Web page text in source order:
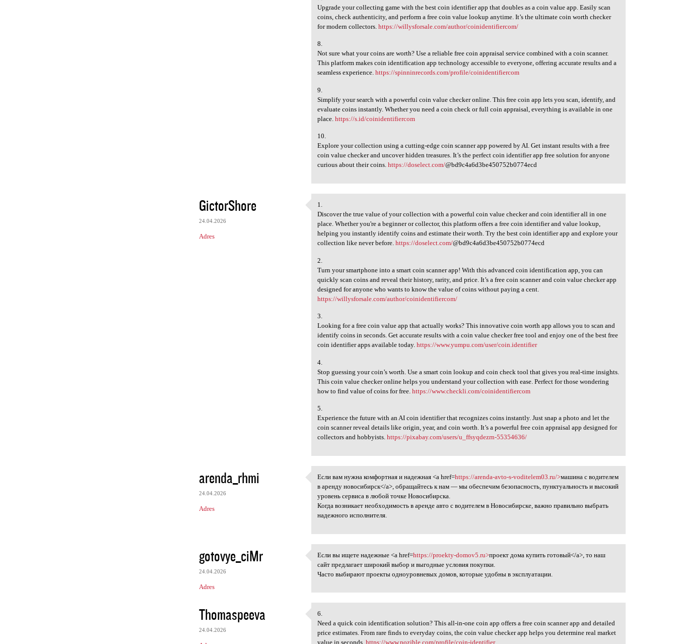
Upgrade your collecting game with the best coin identifier app that doubles as a coin value app. Easily scan
coins, check authenticity, and perform a free coin value lookup anytime. It’s the ultimate coin worth checker
for modern collectors.https://willysforsale.com/author/coinidentifiercom/
8.
Not sure what your coins are worth? Use a reliable free coin appraisal service combined with a coin scanner.
This platform makes coin identification app technology accessible to everyone, offering accurate results and a
seamless experience.https://spinninrecords.com/profile/coinidentifiercom
9.
Simplify your search with a powerful coin value checker online. This free coin app lets you scan, identify, and
evaluate coins instantly. Whether you need a coin check or full coin appraisal, everything is available in one
place.https://s.id/coinidentifiercom
10.
Explore your collection using a cutting-edge coin scanner app powered by AI. Get instant results with a free
coin value checker and uncover hidden treasures. It’s the perfect coin identifier app free solution for anyone
curious about their coins.https://doselect.com/@bd9c4a6d3be450752b0774ecd
GictorShore
24.04.2026
Adres
1.
Discover the true value of your collection with a powerful coin value checker and coin identifier all in one
place. Whether you're a beginner or collector, this platform offers a free coin identifier and value lookup,
helping you instantly identify coins and estimate their worth. Try the best coin identifier app and explore your
collection like never before.https://doselect.com/@bd9c4a6d3be450752b0774ecd
2.
Turn your smartphone into a smart coin scanner app! With this advanced coin identification app, you can
quickly scan coins and reveal their history, rarity, and price. It’s a free coin scanner and coin value checker app
designed for anyone who wants to know the value of coins without paying a cent.
https://willysforsale.com/author/coinidentifiercom/
3.
Looking for a free coin value app that actually works? This innovative coin worth app allows you to scan and
identify coins in seconds. Get accurate results with a coin value checker free tool and enjoy one of the best free
coin identifier apps available today.https://www.yumpu.com/user/coin.identifier
4.
Stop guessing your coin’s worth. Use a smart coin lookup and coin check tool that gives you real-time insights.
This coin value checker online helps you understand your collection with ease. Perfect for those wondering
how to find value of coins for free.https://www.checkli.com/coinidentifiercom
5.
Experience the future with an AI coin identifier that recognizes coins instantly. Just snap a photo and let the
coin scanner reveal details like origin, year, and coin worth. It’s a powerful free coin appraisal app designed for
collectors and hobbyists.https://pixabay.com/users/u_ffsyqdezrn-55354636/
arenda_rhmi
24.04.2026
Adres
Если вам нужна комфортная и
Если вам нужна комфортная и надежная <a href=https://arenda-avto-s-voditelem03.ru/>машина с водителем
в аренду новосибирск</a>, обращайтесь к нам — мы обеспечим безопасность, пунктуальность и высокий
уровень сервиса в любой точке Новосибирска.
Когда возникает необходимость в аренде авто с водителем в Новосибирске, важно правильно выбрать
надежного исполнителя.
gotovye_ciMr
24.04.2026
Adres
Если вы ищете надежные <a
Если вы ищете надежные <a href=https://proekty-domov5.ru>проект дома купить готовый</a>, то наш
сайт предлагает широкий выбор и выгодные условия покупки.
Часто выбирают проекты одноуровневых домов, которые удобны в эксплуатации.
Thomaspeeva
24.04.2026
6.
6.
Need a quick coin identification solution? This all-in-one coin app offers a free coin scanner app and detailed
price estimates. From rare finds to everyday coins, the coin value checker app helps you determine real market
value in seconds.https://www.pozible.com/profile/coin-identifier